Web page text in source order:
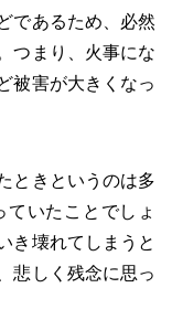
であるため、必然
つまり、火事にな
被害が大きくなっ
ときというのは多
ていたことでしょ
き壊れてしまうと
悲しく残念に思っ